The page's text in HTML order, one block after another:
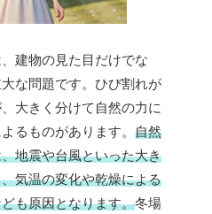
建物の見た目だけでな
な問題です。ひび割れが
大きく分けて自然の力に
るものがあります。 自然
地震や台風といった大き
気温の変化や乾燥による
も原因となります。冬場